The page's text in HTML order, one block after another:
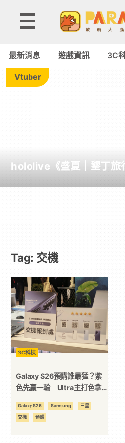
Tag:
機
-
遊
動
漫
二
次
元
｜
最新消息 遊戲資訊 3C
Vtuber
hololive《盛夏｜墾丁旅
Tag: 交機
3C科技
Galaxy S26預購誰最猛？紫
色先贏一輪 Ultra主打色拿
Galaxy S26 Samsung 三星
交機 預購